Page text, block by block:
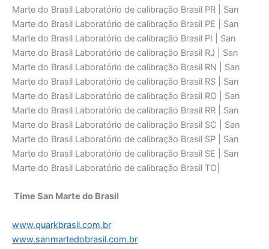
Marte do Brasil Laboratório de calibraçāo Brasil PR | San
Marte do Brasil Laboratório de calibraçāo Brasil PE | San
Marte do Brasil Laboratório de calibraçāo Brasil PI | San
Marte do Brasil Laboratório de calibraçāo Brasil RJ | San
Marte do Brasil Laboratório de calibraçāo Brasil RN | San
Marte do Brasil Laboratório de calibraçāo Brasil RS | San
Marte do Brasil Laboratório de calibraçāo Brasil RO | San
Marte do Brasil Laboratório de calibraçāo Brasil RR | San
Marte do Brasil Laboratório de calibraçāo Brasil SC | San
Marte do Brasil Laboratório de calibraçāo Brasil SP | San
Marte do Brasil Laboratório de calibraçāo Brasil SE | San
Marte do Brasil Laboratório de calibraçāo Brasil TO|
Time San Marte do Brasil
www.quarkbrasil.com.br
www.sanmartedobrasil.com.br